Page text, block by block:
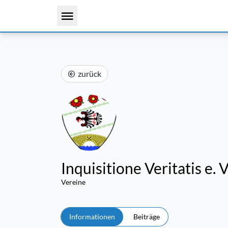
zurück
Inquisitione Veritatis e.
Vereine
Informationen Beiträge